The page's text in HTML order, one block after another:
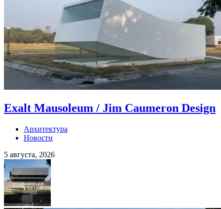
Exalt Mausoleum / Jim Caumeron Design
Архитектура
Новости
5 августа, 2026